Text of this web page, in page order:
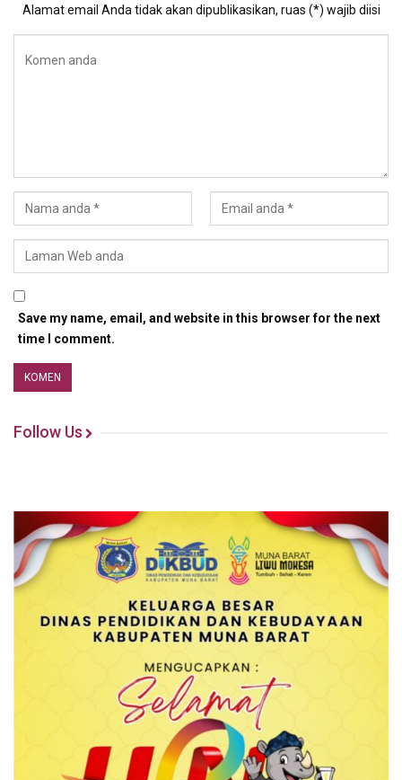
Alamat email Anda tidak akan dipublikasikan, ruas (*) wajib diisi
Save my name, email, and website in this browser for the next
time I comment.
Follow Us